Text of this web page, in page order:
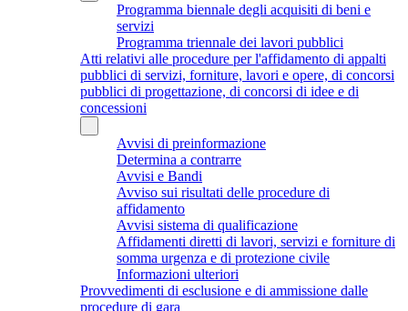
Programma biennale degli acquisiti di beni e
servizi
Programma triennale dei lavori pubblici
Atti relativi alle procedure per l'affidamento di appalti
pubblici di servizi, forniture, lavori e opere, di concorsi
pubblici di progettazione, di concorsi di idee e di
concessioni
Avvisi di preinformazione
Determina a contrarre
Avvisi e Bandi
Avviso sui risultati delle procedure di
affidamento
Avvisi sistema di qualificazione
Affidamenti diretti di lavori, servizi e forniture di
somma urgenza e di protezione civile
Informazioni ulteriori
Provvedimenti di esclusione e di ammissione dalle
procedure di gara